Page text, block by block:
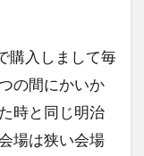
購入しまして毎
の間にかいか
時と同じ明治
場は狭い会場